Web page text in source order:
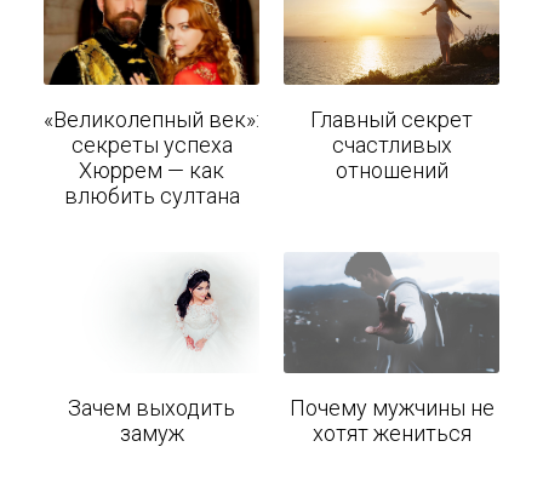
«Великолепный век»:
секреты успеха
Хюррем — как
влюбить султана
Главный секрет
счастливых
отношений
Зачем выходить
замуж
Почему мужчины не
хотят жениться